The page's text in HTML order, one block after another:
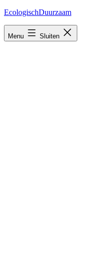
Ga
inhoud
EcologischDuurzaam
Menu Sluiten